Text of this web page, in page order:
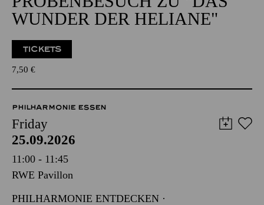
WUNDER DER HELIANE"
TICKETS
7,50 €
PHILHARMONIE ESSEN
Friday
25.09.2026
11:00 - 11:45
RWE Pavillon
PHILHARMONIE ENTDECKEN ·